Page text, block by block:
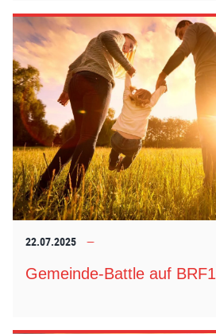
22.07.2025
Gemeinde-Battle auf BRF1